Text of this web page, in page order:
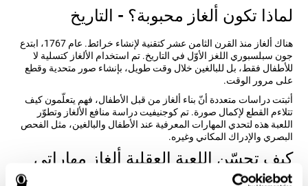
لماذا تكون ألغاز محبوبة؟ - التاريخ
هناك ألغاز منذ القرن الثامن عشر كتقنية لإنشاء خرائط. عام 1767، ابتدع
جون سبلسبوري اللغز الأوّل في التاريخ. تم استخدام الألغاز كتسلية لا
للأطفال فقط، بل للبالغين خلال وقت طويل، بإنشاء صور متحدية وقطع
على مرور الوقت.
أثبتت دراسات متعددة أنّ بناء ألغاز من قبل الأطفال، فهم يتعلّمون كيف
تتلاءم القطع لإكمال صورة. تم كوجنيفيت دراسة منافع الألغاز وتطوّر
اللعبة هذه لتحدي المهارات المعرفية عند الأطفال والبالغين، مثل الفحص
البصري والإدراك المكاني وغيره.
كيف تحسّن اللعبة العقلية ألغاز مهاراتي
المعرفية؟